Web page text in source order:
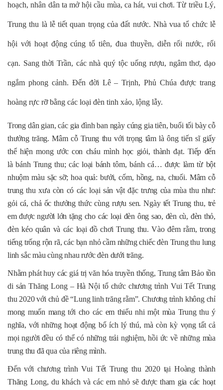
hoạch, nhân dân ta mở hội cầu mùa, ca hát, vui chơi. Từ triều Lý,
Trung thu là lễ tiết quan trọng của đất nước. Nhà vua tổ chức lễ
hội với hoạt động cúng tổ tiên, đua thuyền, diễn rối nước, rối
cạn. Sang thời Trần, các nhà quý tộc uống rượu, ngâm thơ, dạo
ngắm phong cảnh. Đến đời Lê – Trịnh, Phủ Chúa được trang
hoàng rực rỡ bằng các loại đèn tinh xảo, lộng lẫy.
Trong dân gian, các gia đình ban ngày cúng gia tiên, buổi tối bày cỗ
thưởng trăng. Mâm cỗ Trung thu với trọng tâm là ông tiến sĩ giấy
thể hiện mong ước con cháu mình học giỏi, thành đạt. Tiếp đến
là bánh Trung thu; các loại bánh tôm, bánh cá… được làm từ bột
nhuộm màu sặc sỡ; hoa quả: bưởi, cốm, hồng, na, chuối. Mâm cỗ
trung thu xưa còn có các loại sản vật đặc trưng của mùa thu như:
gỏi cá, chả ốc thưởng thức cùng rượu sen. Ngày tết Trung thu, trẻ
em được người lớn tặng cho các loại đèn ông sao, đèn cù, đèn thỏ,
đèn kéo quân và các loại đồ chơi Trung thu. Vào đêm rằm, trong
tiếng trống rộn rã, các bạn nhỏ cầm những chiếc đèn Trung thu lung
linh sắc màu cùng nhau rước đèn dưới trăng.
Nhằm phát huy các giá trị văn hóa truyền thống, Trung tâm Bảo tồn
di sản Thăng Long – Hà Nội tổ chức chương trình Vui Tết Trung
thu 2020 với chủ đề “Lung linh trăng rằm”. Chương trình không chỉ
mong muốn mang tới cho các em thiếu nhi một mùa Trung thu ý
nghĩa, với những hoạt động bổ ích lý thú, mà còn kỳ vọng tất cả
mọi người đều có thể có những trải nghiệm, hồi ức về những mùa
trung thu đã qua của riêng mình.
Đến với chương trình Vui Tết Trung thu 2020 tại Hoàng thành
Thăng Long, du khách và các em nhỏ sẽ được tham gia các hoạt